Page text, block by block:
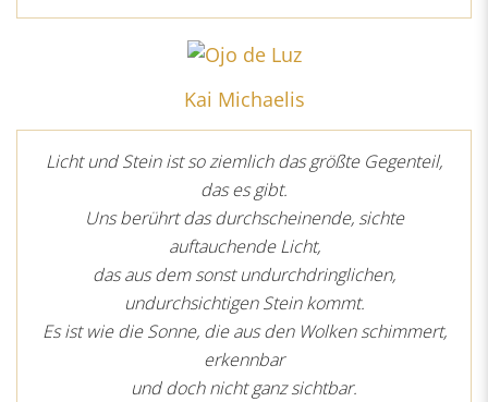
Kai Michaelis
Licht und Stein ist so ziemlich das größte Gegenteil,
das es gibt.
Uns berührt das durchscheinende, sichte
auftauchende Licht,
das aus dem sonst undurchdringlichen,
undurchsichtigen Stein kommt.
Es ist wie die Sonne, die aus den Wolken schimmert,
erkennbar
und doch nicht ganz sichtbar.